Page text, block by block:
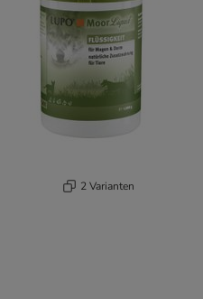
2 Varianten